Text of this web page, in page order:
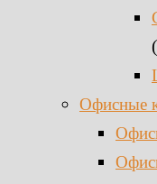
Офисные